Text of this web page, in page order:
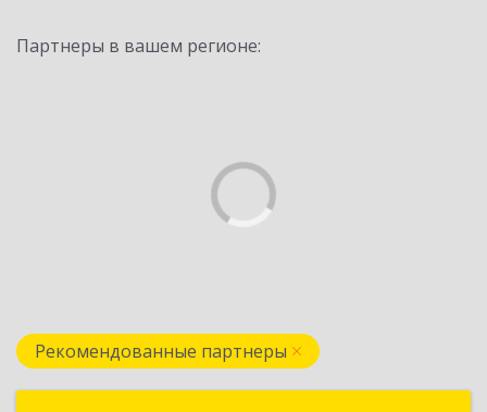
Партнеры в вашем регионе:
Рекомендованные партнеры